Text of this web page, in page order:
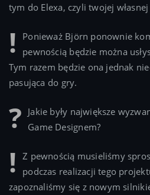
tym do Elexa, czyli twojej
Ponieważ Björn ponownie
pewnością będzie można
Tym razem będzie ona jednak
pasująca do gry.
Jakie były największe
Game Designem?
Z pewnością musieliśmy
podczas realizacji tego
zapoznaliśmy się z nowym